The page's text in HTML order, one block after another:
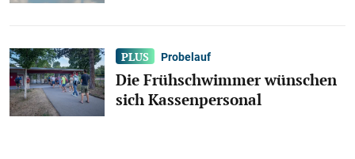
Probelauf
Die Frühschwimmer wünschen
sich Kassenpersonal